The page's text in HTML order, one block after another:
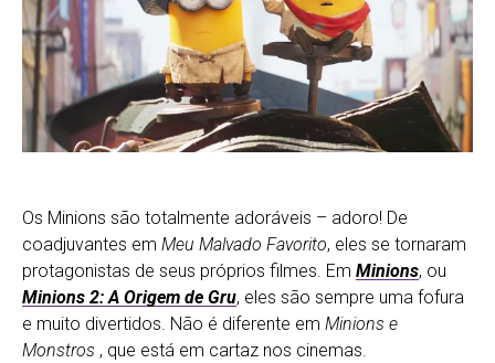
Os Minions são totalmente adoráveis – adoro! De
coadjuvantes em Meu Malvado Favorito, eles se tornaram
protagonistas de seus próprios filmes. Em Minions, ou
Minions 2: A Origem de Gru, eles são sempre uma fofura
e muito divertidos. Não é diferente em Minions e
Monstros , que está em cartaz nos cinemas.